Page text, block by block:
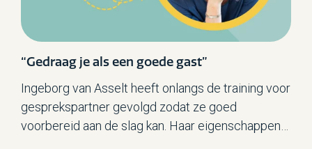
“Gedraag je als een goede gast”
Ingeborg van Asselt heeft onlangs de training voor
gesprekspartner gevolgd zodat ze goed
voorbereid aan de slag kan. Haar eigenschappen